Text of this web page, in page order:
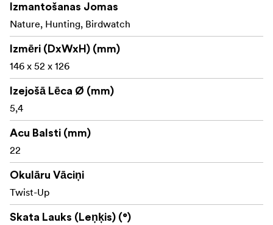
Izmantošanas Jomas
Nature, Hunting, Birdwatch
Izmēri (DxWxH) (mm)
146 x 52 x 126
Izejošā Lēca Ø (mm)
5,4
Acu Balsti (mm)
22
Okulāru Vāciņi
Twist-Up
Skata Lauks (Leņķis) (°)